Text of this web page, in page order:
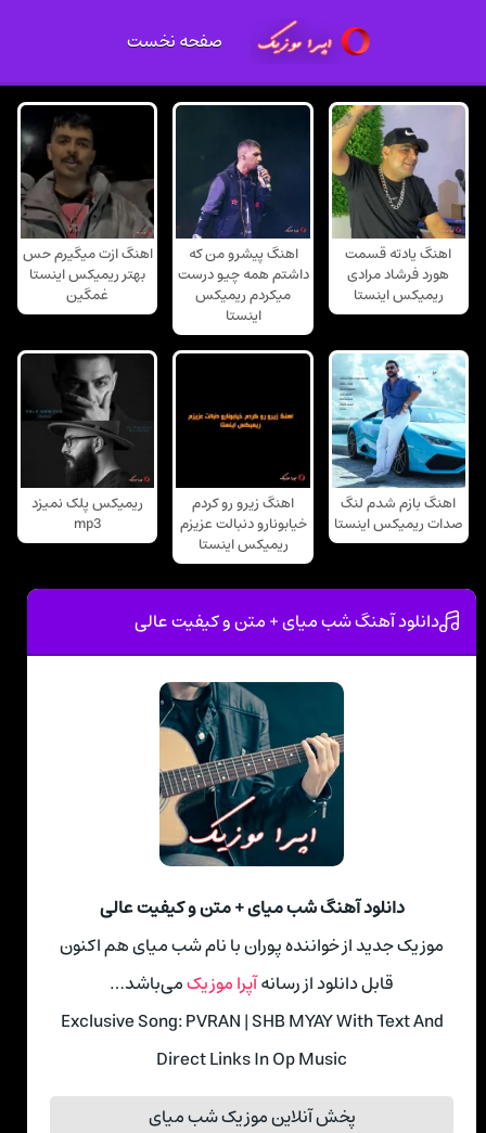
صفحه نخست
اهنگ یادته قسمت
هورد فرشاد مرادی
ریمیکس اینستا
اهنگ پیشرو من که
داشتم همه چیو درست
میکردم ریمیکس
اینستا
اهنگ ازت میگیرم حس
بهتر ریمیکس اینستا
غمگین
اهنگ بازم شدم لنگ
صدات ریمیکس اینستا
اهنگ زیرو رو کردم
خیابونارو دنبالت عزیزم
ریمیکس اینستا
ریمیکس پلک نمیزد
mp3
دانلود آهنگ شب میای + متن و کیفیت عالی
دانلود آهنگ شب میای + متن و کیفیت عالی
موزیک جدید از خواننده پوران با نام شب میای هم اکنون
قابل دانلود از رسانهآپرا موزیکمی‌باشد…
Exclusive Song: PVRAN | SHB MYAY With Text And
Direct Links In Op Music
پخش آنلاین موزیک شب میای